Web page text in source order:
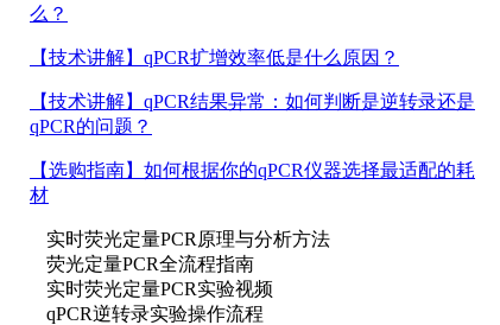
么？
【技术讲解】 qPCR扩增效率低是什么原因？
【技术讲解】 qPCR结果异常：如何判断是逆转录还是
qPCR的问题？
【选购指南】 如何根据你的qPCR仪器选择最适配的耗
材
实时荧光定量PCR原理与分析方法
荧光定量PCR全流程指南
实时荧光定量PCR实验视频
qPCR逆转录实验操作流程